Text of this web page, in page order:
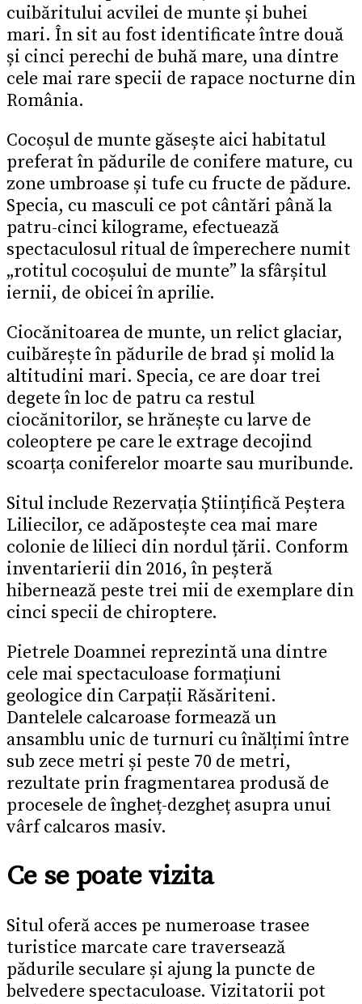
cuibăritului acvilei de munte și buhei
mari. În sit au fost identificate între două
și cinci perechi de buhă mare, una dintre
cele mai rare specii de rapace nocturne din
România.
Cocoșul de munte găsește aici habitatul
preferat în pădurile de conifere mature, cu
zone umbroase și tufe cu fructe de pădure.
Specia, cu masculi ce pot cântări până la
patru-cinci kilograme, efectuează
spectaculosul ritual de împerechere numit
„rotitul cocoșului de munte” la sfârșitul
iernii, de obicei în aprilie.
Ciocănitoarea de munte, un relict glaciar,
cuibărește în pădurile de brad și molid la
altitudini mari. Specia, ce are doar trei
degete în loc de patru ca restul
ciocănitorilor, se hrănește cu larve de
coleoptere pe care le extrage decojind
scoarța coniferelor moarte sau muribunde.
Situl include Rezervația Științifică Peștera
Liliecilor, ce adăpostește cea mai mare
colonie de lilieci din nordul țării. Conform
inventarierii din 2016, în peșteră
hibernează peste trei mii de exemplare din
cinci specii de chiroptere.
Pietrele Doamnei reprezintă una dintre
cele mai spectaculoase formațiuni
geologice din Carpații Răsăriteni.
Dantelele calcaroase formează un
ansamblu unic de turnuri cu înălțimi între
sub zece metri și peste 70 de metri,
rezultate prin fragmentarea produsă de
procesele de îngheț-dezgheț asupra unui
vârf calcaros masiv.
Ce se poate vizita
Situl oferă acces pe numeroase trasee
turistice marcate care traversează
pădurile seculare și ajung la puncte de
belvedere spectaculoase. Vizitatorii pot